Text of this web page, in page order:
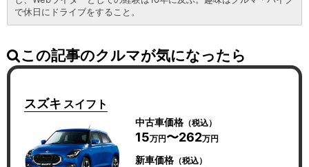
で休日にドライブをすること。
この記事のクルマが気になったら
スズキ スイフト
中古車価格（税込）
15万円〜262万円
新車価格（税込）